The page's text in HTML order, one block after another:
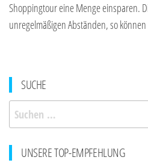
Shoppingtour eine Menge einsparen.
unregelmäßigen Abständen, so
SUCHE
Suchen
nach:
UNSERE TOP-EMPFEHLUNG